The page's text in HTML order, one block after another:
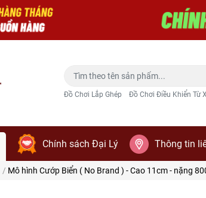
Đồ Chơi Lắp Ghép Đồ Chơi Điều Khiển Từ
Chính sách Đại Lý Thông tin
/ Mô hình Cướp Biển ( No Brand ) - Cao 11cm - nặng